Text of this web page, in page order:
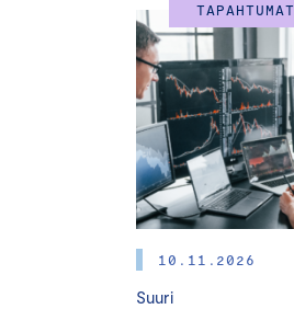
TAPAHTUMAT
10.11.2026
Suuri